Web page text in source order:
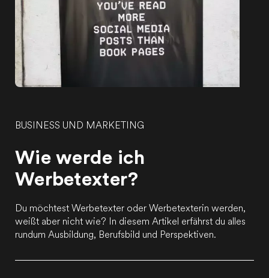
BUSINESS UND MARKETING
Wie werde ich
Werbetexter?
Du möchtest Werbetexter oder Werbetexterin werden,
weißt aber nicht wie? In diesem Artikel erfährst du alles
rundum Ausbildung, Berufsbild und Perspektiven.